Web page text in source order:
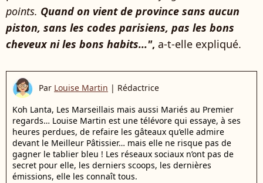
points. Quand on vient de province sans aucun
piston, sans les codes parisiens, pas les bons
cheveux ni les bons habits...", a-t-elle expliqué.
Par Louise Martin | Rédactrice
Koh Lanta, Les Marseillais mais aussi Mariés au Premier
regards… Louise Martin est une télévore qui essaye, à ses
heures perdues, de refaire les gâteaux qu’elle admire
devant le Meilleur Pâtissier… mais elle ne risque pas de
gagner le tablier bleu ! Les réseaux sociaux n’ont pas de
secret pour elle, les derniers scoops, les dernières
émissions, elle les connaît tous.